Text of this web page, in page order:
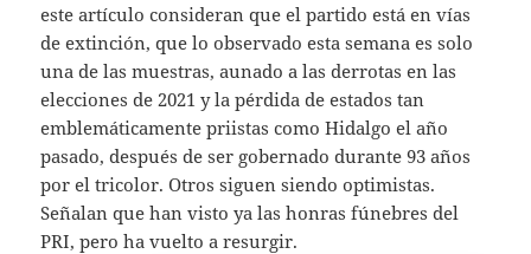
este artículo consideran que el partido está en vías
de extinción, que lo observado esta semana es solo
una de las muestras, aunado a las derrotas en las
elecciones de 2021 y la pérdida de estados tan
emblemáticamente priistas como Hidalgo el año
pasado, después de ser gobernado durante 93 años
por el tricolor. Otros siguen siendo optimistas.
Señalan que han visto ya las honras fúnebres del
PRI, pero ha vuelto a resurgir.